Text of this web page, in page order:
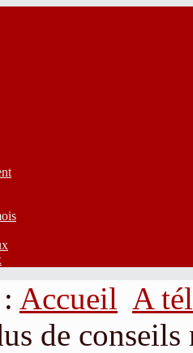
Accueil A
de